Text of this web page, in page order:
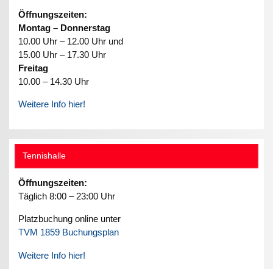
Öffnungszeiten:
Montag – Donnerstag
10.00 Uhr – 12.00 Uhr und
15.00 Uhr – 17.30 Uhr
Freitag
10.00 – 14.30 Uhr
Weitere Info hier!
Tennishalle
Öffnungszeiten:
Täglich 8:00 – 23:00 Uhr
Platzbuchung online unter
TVM 1859 Buchungsplan
Weitere Info hier!